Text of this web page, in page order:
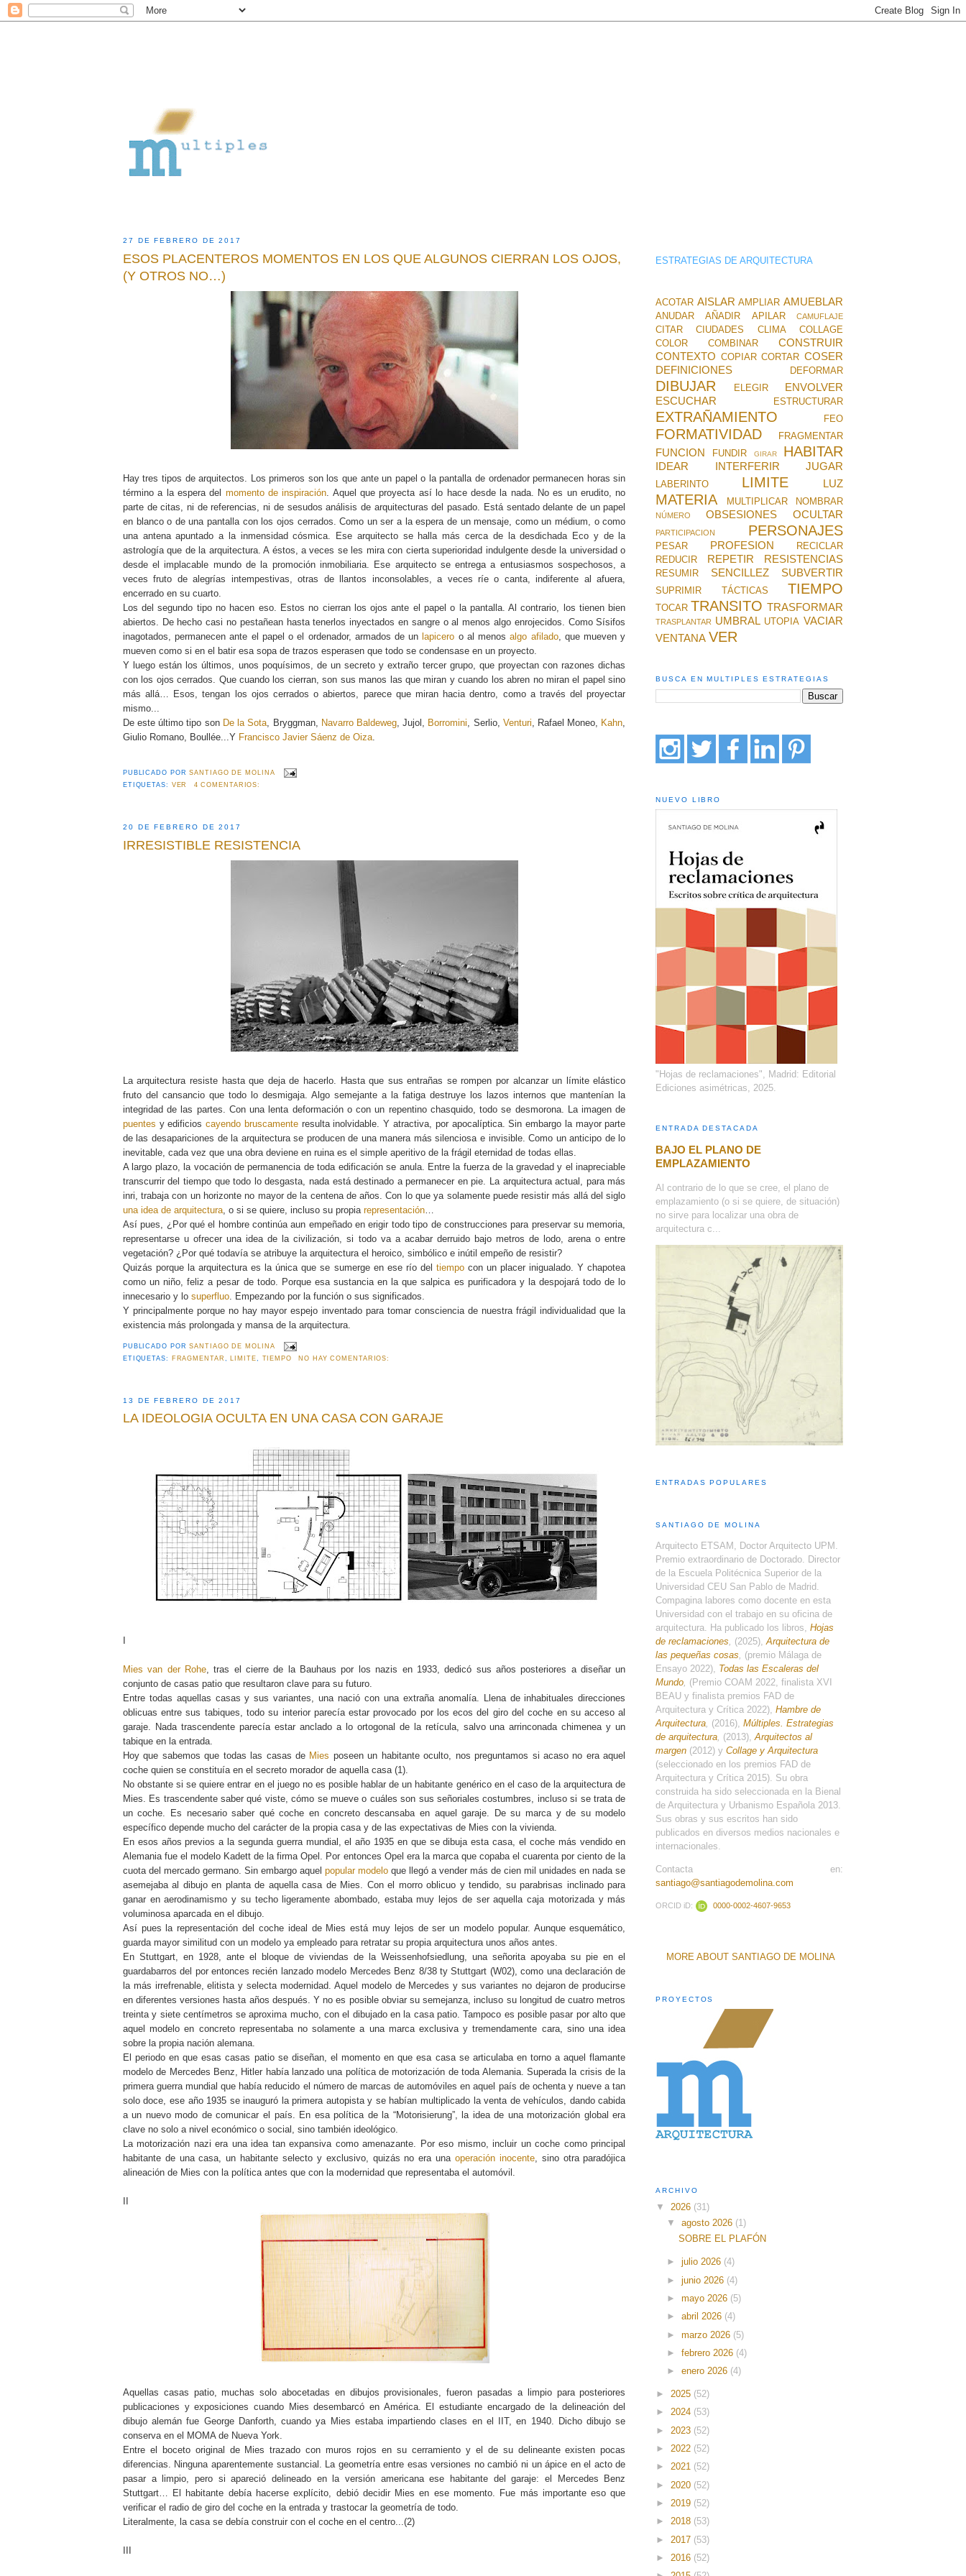
27 DE FEBRERO DE 2017
ESOS PLACENTEROS MOMENTOS EN LOS QUE ALGUNOS CIERRAN LOS OJOS,
(Y OTROS NO…)
Hay tres tipos de arquitectos. Los primeros son los que ante un papel o la pantalla de ordenador permanecen horas sin
término a la espera del momento de inspiración . Aquel que proyecta así lo hace desde la nada. No es un erudito, no
parte de citas, ni de referencias, ni de sesudos análisis de arquitecturas del pasado. Está sentado delante de un papel
en blanco o de una pantalla con los ojos cerrados. Como un ser a la espera de un mensaje, como un médium, o como
una antena apuntado a la inmensidad cósmica. Ese arquitecto se halla más cerca de la desdichada Eco y de la
astrología que de la arquitectura. A éstos, a veces se les mira con cierta superioridad indulgente desde la universidad o
desde el implacable mundo de la promoción inmobiliaria. Ese arquitecto se entrega a entusiasmos sospechosos, a
veces fruto de alegrías intempestivas, otras de llantos inconsolables, a veces ríe o canta, indiferente al afuera,
encerrado en su cuarto.
Los del segundo tipo no hacen eso. Estos no cierran los ojos ante el papel o la pantalla. Al contrario, los tienen bien
abiertos. De hecho casi no pestañean hasta tenerlos inyectados en sangre o al menos algo enrojecidos. Como Sísifos
inagotados, permanecen ante el papel o el ordenador, armados de unlapicero o al menosalgo afilado, que mueven y
mueven como si en el batir esa sopa de trazos esperasen que todo se condensase en un proyecto.
Y luego están los últimos, unos poquísimos, de un secreto y extraño tercer grupo, que proyectan con razones dichas
con los ojos cerrados. Que cuando los cierran, son sus manos las que miran y cuando los abren no miran el papel sino
más allá… Esos, tengan los ojos cerrados o abiertos, parece que miran hacia dentro, como a través del proyectar
mismo...
De este último tipo son De la Sota , Bryggman, Navarro Baldeweg, Jujol, Borromini , Serlio, Venturi , Rafael Moneo, Kahn
Giulio Romano, Boullée...Y Francisco Javier Sáenz de Oiza.
PUBLICADO PORSANTIAGO DE MOLINA
ETIQUETAS: VER 4 COMENTARIOS:
20 DE FEBRERO DE 2017
IRRESISTIBLE RESISTENCIA
La arquitectura resiste hasta que deja de hacerlo. Hasta que sus entrañas se rompen por alcanzar un límite elástico
fruto del cansancio que todo lo desmigaja. Algo semejante a la fatiga destruye los lazos internos que mantenían la
integridad de las partes. Con una lenta deformación o con un repentino chasquido, todo se desmorona. La imagen de
puentes y edificioscayendo bruscamenteresulta inolvidable. Y atractiva, por apocalíptica. Sin embargo la mayor parte
de las desapariciones de la arquitectura se producen de una manera más silenciosa e invisible. Como un anticipo de lo
inevitable, cada vez que una obra deviene en ruina es el simple aperitivo de la frágil eternidad de todas ellas.
A largo plazo, la vocación de permanencia de toda edificación se anula. Entre la fuerza de la gravedad y el inapreciable
transcurrir del tiempo que todo lo desgasta, nada está destinado a permanecer en pie. La arquitectura actual, para más
inri, trabaja con un horizonte no mayor de la centena de años. Con lo que ya solamente puede resistir más allá del siglo
una idea de arquitectura, o si se quiere, incluso su propia representación…
Así pues, ¿Por qué el hombre continúa aun empeñado en erigir todo tipo de construcciones para preservar su memoria,
representarse u ofrecer una idea de la civilización, si todo va a acabar derruido bajo metros de lodo, arena o entre
vegetación? ¿Por qué todavía se atribuye la arquitectura el heroico, simbólico e inútil empeño de resistir?
Quizás porque la arquitectura es la única que se sumerge en ese río del tiempocon un placer inigualado. Y chapotea
como un niño, feliz a pesar de todo. Porque esa sustancia en la que salpica es purificadora y la despojará todo de lo
innecesario y lo superfluo. Empezando por la función o sus significados.
Y principalmente porque no hay mayor espejo inventado para tomar consciencia de nuestra frágil individualidad que la
existencia más prolongada y mansa de la arquitectura.
PUBLICADO PORSANTIAGO DE MOLINA
ETIQUETAS:
FRAGMENTAR , LIMITE, TIEMPO NO HAY COMENTARIOS:
13 DE FEBRERO DE 2017
LA IDEOLOGIA OCULTA EN UNA CASA CON GARAJE
Mies van der Rohe, tras el cierre de la Bauhaus por los nazis en 1933, dedicó sus años posteriores a diseñar un
conjunto de casas patio que resultaron clave para su futuro.
Entre todas aquellas casas y sus variantes, una nació con una extraña anomalía. Llena de inhabituales direcciones
oblicuas entre sus tabiques, todo su interior parecía estar provocado por los ecos del giro del coche en su acceso al
garaje. Nada trascendente parecía estar anclado a lo ortogonal de la retícula, salvo una arrinconada chimenea y un
tabique en la entrada.
Hoy que sabemos que todas las casas de Mies poseen un habitante oculto, nos preguntamos si acaso no era aquel
coche quien se constituía en el secreto morador de aquella casa (1).
No obstante si se quiere entrar en el juego no es posible hablar de un habitante genérico en el caso de la arquitectura de
Mies. Es trascendente saber qué viste, cómo se mueve o cuáles son sus señoriales costumbres, incluso si se trata de
un coche. Es necesario saber qué coche en concreto descansaba en aquel garaje. De su marca y de su modelo
específico depende mucho del carácter de la propia casa y de las expectativas de Mies con la vivienda.
En esos años previos a la segunda guerra mundial, el año 1935 en que se dibuja esta casa, el coche más vendido en
Alemania fue el modelo Kadett de la firma Opel. Por entonces Opel era la marca que copaba el cuarenta por ciento de la
cuota del mercado germano. Sin embargo aquelpopular modelo que llegó a vender más de cien mil unidades en nada se
asemejaba al dibujo en planta de aquella casa de Mies. Con el morro oblicuo y tendido, su parabrisas inclinado para
ganar en aerodinamismo y su techo ligeramente abombado, estaba muy lejos de ser aquella caja motorizada y más
voluminosa aparcada en el dibujo.
Así pues la representación del coche ideal de Mies está muy lejos de ser un modelo popular. Aunque esquemático,
guarda mayor similitud con un modelo ya empleado para retratar su propia arquitectura unos años antes.
En Stuttgart, en 1928, ante el bloque de viviendas de la Weissenhofsiedlung, una señorita apoyaba su pie en el
guardabarros del por entonces recién lanzado modelo Mercedes Benz 8/38 ty Stuttgart (W02), como una declaración de
la más irrefrenable, elitista y selecta modernidad. Aquel modelo de Mercedes y sus variantes no dejaron de producirse
en diferentes versiones hasta años después. Y no es posible obviar su semejanza, incluso su longitud de cuatro metros
treinta y siete centímetros se aproxima mucho, con el dibujado en la casa patio. Tampoco es posible pasar por alto que
aquel modelo en concreto representaba no solamente a una marca exclusiva y tremendamente cara, sino una idea
sobre la propia nación alemana.
El periodo en que esas casas patio se diseñan, el momento en que esa casa se articulaba en torno a aquel flamante
modelo de Mercedes Benz, Hitler había lanzado una política de motorización de toda Alemania. Superada la crisis de la
primera guerra mundial que había reducido el número de marcas de automóviles en aquel país de ochenta y nueve a tan
solo doce, ese año 1935 se inauguró la primera autopista y se habían multiplicado la venta de vehículos, dando cabida
a un nuevo modo de comunicar el país. En esa política de la “Motorisierung”, la idea de una motorización global era
clave no solo a nivel económico o social, sino también ideológico.
La motorización nazi era una idea tan expansiva como amenazante. Por eso mismo, incluir un coche como principal
habitante de una casa, un habitante selecto y exclusivo, quizás no era una operación inocente, sino otra paradójica
alineación de Mies con la política antes que con la modernidad que representaba el automóvil.
Aquellas casas patio, muchas solo abocetadas en dibujos provisionales, fueron pasadas a limpio para posteriores
publicaciones y exposiciones cuando Mies desembarcó en América. El estudiante encargado de la delineación del
dibujo alemán fue George Danforth, cuando ya Mies estaba impartiendo clases en el IIT, en 1940. Dicho dibujo se
conserva en el MOMA de Nueva York.
Entre el boceto original de Mies trazado con muros rojos en su cerramiento y el de su delineante existen pocas
diferencias. Ninguna aparentemente sustancial. La geometría entre esas versiones no cambió ni un ápice en el acto de
pasar a limpio, pero si apareció delineado en la versión americana ese habitante del garaje: el Mercedes Benz
Stuttgart… El habitante debía hacerse explícito, debió decidir Mies en ese momento. Fue más importante eso que
verificar el radio de giro del coche en la entrada y trastocar la geometría de todo.
Literalmente, la casa se debía construir con el coche en el centro...(2)
ESTRATEGIAS DE ARQUITECTURA
ACOTAR AISLAR AMPLIAR AMUEBLAR
ANUDAR AÑADIR APILAR CAMUFLAJE
CITAR CIUDADES CLIMA
COLLAGE
COLOR
COMBINAR
CONSTRUIR
CONTEXTO COPIAR CORTAR COSER
DEFINICIONES
DEFORMAR
DIBUJAR ELEGIR
ENVOLVER
ESCUCHAR
ESTRUCTURAR
EXTRAÑAMIENTO FEO
FORMATIVIDAD FRAGMENTAR
FUNCION FUNDIR GIRAR HABITAR
IDEAR INTERFERIR JUGAR
LABERINTO LIMITE LUZ
MATERIA MULTIPLICAR NOMBRAR
NÚMERO OBSESIONES OCULTAR
PARTICIPACION PERSONAJES
PESAR PROFESION
RECICLAR
REDUCIR
REPETIR RESISTENCIAS
RESUMIR SENCILLEZ SUBVERTIR
SUPRIMIR TÁCTICAS TIEMPO
TOCAR TRANSITO TRASFORMAR
TRASPLANTAR UMBRAL UTOPIA VACIAR
VENTANA VER
BUSCA EN MULTIPLES ESTRATEGIAS
NUEVO LIBRO
"Hojas de reclamaciones", Madrid: Editorial
Ediciones asimétricas, 2025.
ENTRADA DESTACADA
BAJO EL PLANO DE
EMPLAZAMIENTO
Al contrario de lo que se cree, el plano de
emplazamiento (o si se quiere, de situación)
no sirve para localizar una obra de
arquitectura c...
ENTRADAS POPULARES
SANTIAGO DE MOLINA
Arquitecto ETSAM, Doctor Arquitecto UPM.
Premio extraordinario de Doctorado. Director
de la Escuela Politécnica Superior de la
Universidad CEU San Pablo de Madrid.
Compagina labores como docente en esta
Universidad con el trabajo en su oficina de
arquitectura. Ha publicado los libros,Hojas
de reclamaciones
(2025),Arquitectura de
las pequeñas cosas
(premio Málaga de
Ensayo 2022), Todas las Escaleras del
Mundo (Premio COAM 2022, finalista XVI
BEAU y finalista premios FAD de
Arquitectura y Crítica 2022),Hambre de
Arquitectura (2016),Múltiples. Estrategias
de arquitectura (2013),Arquitectos al
margen (2012) yCollage y Arquitectura
(seleccionado en los premios FAD de
Arquitectura y Crítica 2015). Su obra
construida ha sido seleccionada en la Bienal
de Arquitectura y Urbanismo Española 2013.
Sus obras y sus escritos han sido
publicados en diversos medios nacionales e
internacionales.
Contacta en:
santiago@santiagodemolina.com
ORCID iD: 0000-0002-4607-9653
MORE ABOUT SANTIAGO DE MOLINA
PROYECTOS
ARCHIVO
▼2026 (31)
▼agosto 2026 (1)
SOBRE EL PLAFÓN
►julio 2026 (4)
►junio 2026 (4)
►mayo 2026 (5)
►abril 2026 (4)
►marzo 2026 (5)
►febrero 2026 (4)
►enero 2026 (4)
► 2025 (52)
►2024 (53)
► 2023 (52)
► 2022 (52)
►2021 (52)
► 2020 (52)
► 2019 (52)
►2018 (53)
► 2017 (53)
►2016 (52)